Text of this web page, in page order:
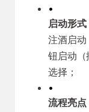
•
启动形式
注酒启动
钮启动（
选择；
•
流程亮点